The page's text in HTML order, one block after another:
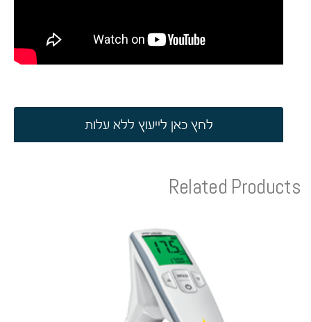
לחץ כאן לייעוץ ללא עלות
Related Products